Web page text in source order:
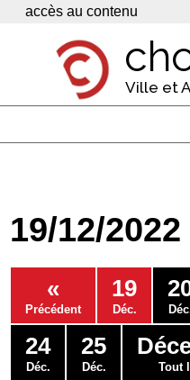
Panneau de gestion des cookies
accès au contenu
Ville et
Economie
Services
Contacts
19/12/
«
Précédent
19
Déc.
24
Déc.
25
Déc. Tout